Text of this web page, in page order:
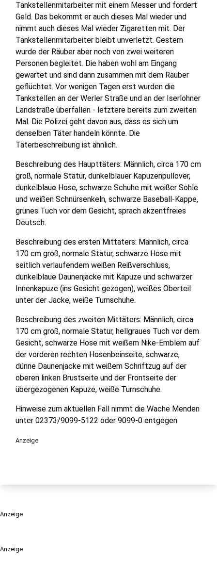
Anzeige
Tankstellenmitarbeiter mit einem Messer und fordert
Geld. Das bekommt er auch dieses Mal wieder und
nimmt auch dieses Mal wieder Zigaretten mit. Der
Tankstellenmitarbeiter bleibt unverletzt. Gestern
wurde der Räuber aber noch von zwei weiteren
Personen begleitet. Die haben wohl am Eingang
gewartet und sind dann zusammen mit dem Räuber
geflüchtet. Vor wenigen Tagen erst wurden die
Tankstellen an der Werler Straße und an der Iserlohner
Landstraße überfallen - letztere bereits zum zweiten
Mal. Die Polizei geht davon aus, dass es sich um
denselben Täter handeln könnte. Die
Täterbeschreibung ist ähnlich.
Beschreibung des Haupttäters: Männlich, circa 170 cm
groß, normale Statur, dunkelblauer Kapuzenpullover,
dunkelblaue Hose, schwarze Schuhe mit weißer Sohle
und weißen Schnürsenkeln, schwarze Baseball-Kappe,
grünes Tuch vor dem Gesicht, sprach akzentfreies
Deutsch.
Beschreibung des ersten Mittäters: Männlich, circa
170 cm groß, normale Statur, schwarze Hose mit
seitlich verlaufendem weißen Reißverschluss,
dunkelblaue Daunenjacke mit Kapuze und schwarzer
Innenkapuze (ins Gesicht gezogen), weißes Oberteil
unter der Jacke, weiße Turnschuhe.
Beschreibung des zweiten Mittäters: Männlich, circa
170 cm groß, normale Statur, hellgraues Tuch vor dem
Gesicht, schwarze Hose mit weißem Nike-Emblem auf
der vorderen rechten Hosenbeinseite, schwarze,
dünne Daunenjacke mit weißem Schriftzug auf der
oberen linken Brustseite und der Frontseite der
übergezogenen Kapuze, weiße Turnschuhe.
Hinweise zum aktuellen Fall nimmt die Wache Menden
unter 02373/9099-5122 oder 9099-0 entgegen.
Anzeige
Anzeige